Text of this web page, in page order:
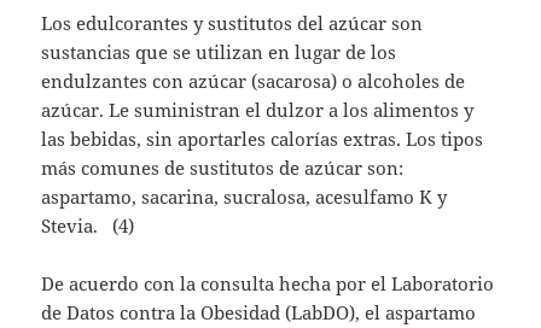
Los edulcorantes y sustitutos del azúcar son
sustancias que se utilizan en lugar de los
endulzantes con azúcar (sacarosa) o alcoholes de
azúcar. Le suministran el dulzor a los alimentos y
las bebidas, sin aportarles calorías extras. Los tipos
más comunes de sustitutos de azúcar son:
aspartamo, sacarina, sucralosa, acesulfamo K y
Stevia. (4)
De acuerdo con la consulta hecha por el Laboratorio
de Datos contra la Obesidad (LabDO), el aspartamo